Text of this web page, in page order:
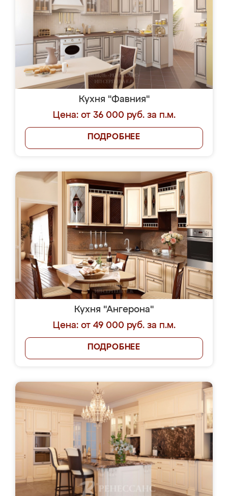
Кухня "Фавния"
Цена: от 36 000 руб. за п.м.
ПОДРОБНЕЕ
Кухня "Ангерона"
Цена: от 49 000 руб. за п.м.
ПОДРОБНЕЕ